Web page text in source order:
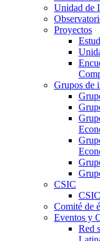
Unidad de
Proyectos
Grupos de
CSIC
CSIC
Comité de
Eventos y
Red